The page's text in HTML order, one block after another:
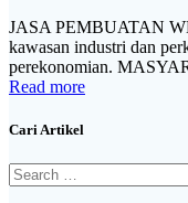
JASA PEMBUATAN
kawasan industri dan
perekonomian.
Read more
Cari Artikel
Search
for: